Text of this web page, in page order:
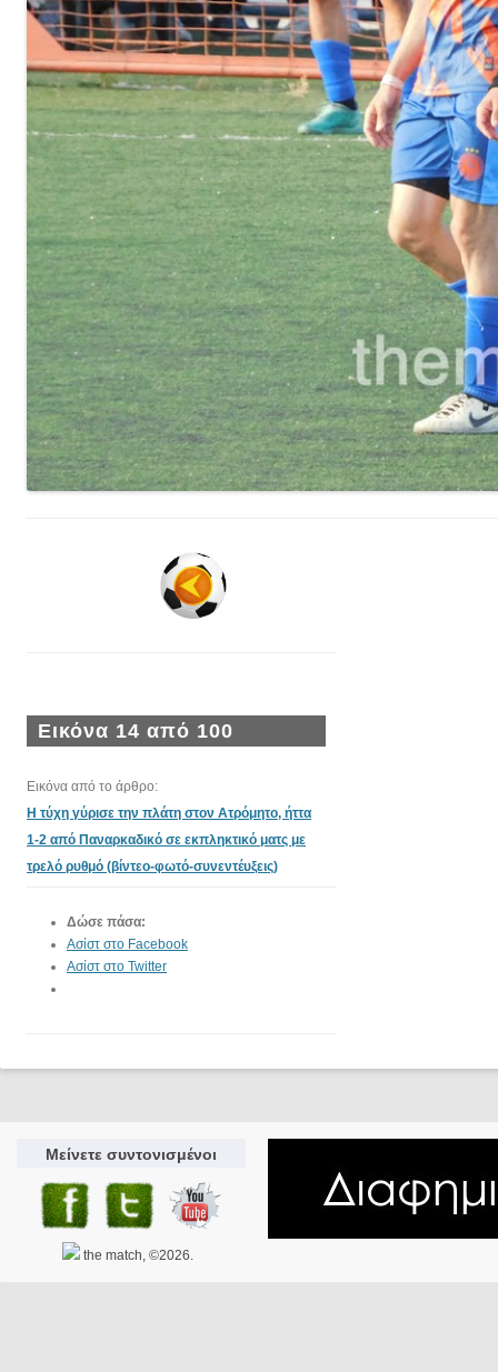
Εικόνα 14 από 100
Εικόνα από το άρθρο:
Η τύχη γύρισε την πλάτη στον Ατρόμητο, ήττα
1-2 από Παναρκαδικό σε εκπληκτικό ματς με
τρελό ρυθμό (βίντεο-φωτό-συνεντέυξεις)
Δώσε πάσα:
Ασίστ στο Facebook
Ασίστ στο Twitter
Μείνετε συντονισμένοι
the match, ©2026.